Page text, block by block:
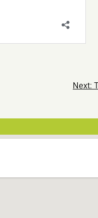
Next: